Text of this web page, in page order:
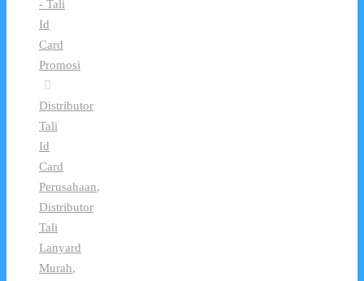
- Tali
Id
Card
Promosi
Distributor
Tali
Id
Card
Perusahaan,
Distributor
Tali
Lanyard
Murah,